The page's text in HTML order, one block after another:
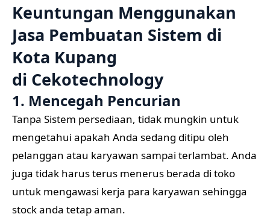
Keuntungan Menggunakan
Jasa Pembuatan Sistem di
Kota Kupang
di Cekotechnology
1. Mencegah Pencurian
Tanpa Sistem persediaan, tidak mungkin untuk
mengetahui apakah Anda sedang ditipu oleh
pelanggan atau karyawan sampai terlambat. Anda
juga tidak harus terus menerus berada di toko
untuk mengawasi kerja para karyawan sehingga
stock anda tetap aman.